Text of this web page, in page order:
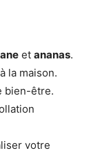
et ananas.
la maison.
bien-être.
votre